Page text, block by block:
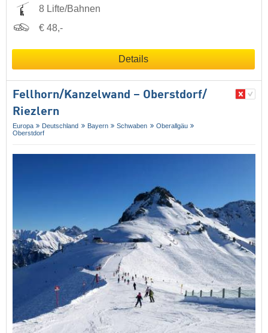
8 Lifte/Bahnen
€ 48,-
Details
Fellhorn/​Kanzelwand – Oberstdorf/​
Riezlern
Europa Deutschland Bayern Schwaben
Oberallgäu
Oberstdorf